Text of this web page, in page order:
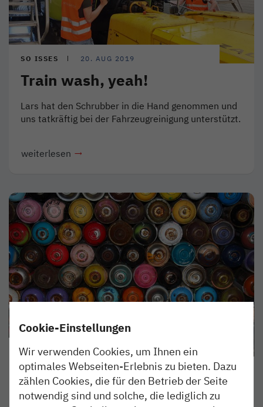
SO ISSES 20. AUG 2019
Train wash, yeah!
Lars hat den Schrubber in die Hand genommen und
uns tatkräftig bei der Fahrzeugreinigung unterstützt.
weiterlesen
SO ISSES 23. MAI 2019
Graffiti: Bald wird‘s zu bunt.
Die Graffitiszene feiert Zerstörung als Lifestyle. Je
Cookie-Einstellungen
Wir verwenden Cookies, um Ihnen ein
optimales Webseiten-Erlebnis zu bieten. Dazu
zählen Cookies, die für den Betrieb der Seite
notwendig sind und solche, die lediglich zu